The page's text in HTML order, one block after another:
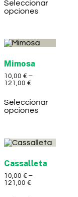
Seleccionar
opciones
Mimosa
10,00 € –
121,00 €
Seleccionar
opciones
Cassalleta
10,00 € –
121,00 €